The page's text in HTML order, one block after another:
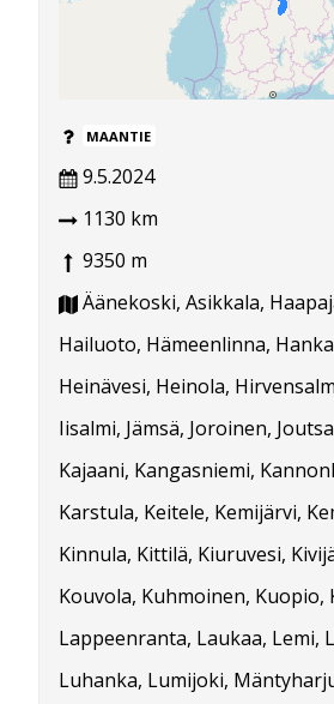
MAANTIE
9.5.2024
1130 km
9350 m
Äänekoski, Asikkala,
Hailuoto, Hämeenlinna,
Heinävesi, Heinola,
Iisalmi, Jämsä, Joroinen,
Kajaani, Kangasniemi,
Karstula, Keitele, Kemijärvi,
Kinnula, Kittilä, Kiuruvesi,
Kouvola, Kuhmoinen, Kuopio,
Lappeenranta, Laukaa, Lemi,
Luhanka, Lumijoki,